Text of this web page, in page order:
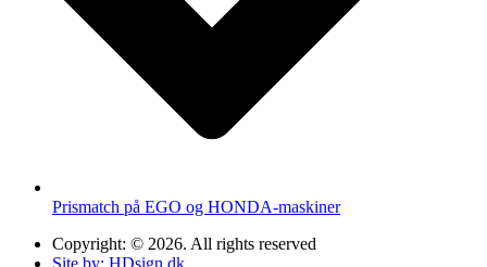
Prismatch på EGO og HONDA-maskiner
Copyright: © 2026. All rights reserved
Site by: HDsign.dk